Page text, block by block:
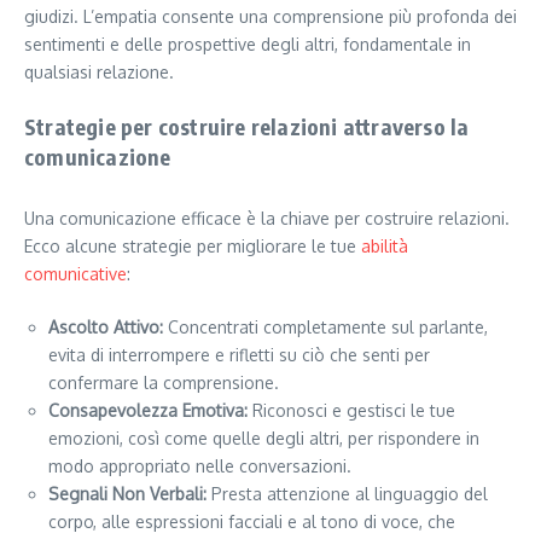
giudizi. L’empatia consente una comprensione più profonda dei
sentimenti e delle prospettive degli altri, fondamentale in
qualsiasi relazione.
Strategie per costruire relazioni attraverso la
comunicazione
Una comunicazione efficace è la chiave per costruire relazioni.
Ecco alcune strategie per migliorare le tue abilità
comunicative:
Ascolto Attivo: Concentrati completamente sul parlante,
evita di interrompere e rifletti su ciò che senti per
confermare la comprensione.
Consapevolezza Emotiva: Riconosci e gestisci le tue
emozioni, così come quelle degli altri, per rispondere in
modo appropriato nelle conversazioni.
Segnali Non Verbali: Presta attenzione al linguaggio del
corpo, alle espressioni facciali e al tono di voce, che